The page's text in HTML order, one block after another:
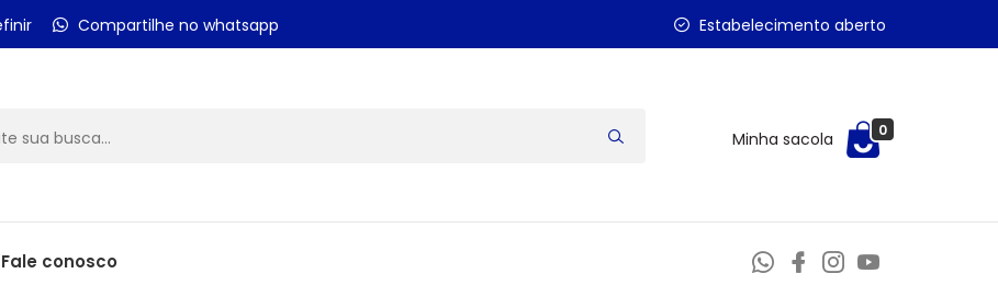
Compartilhe no whatsapp Estabelecimento aberto
Minha sacola 0
Fale conosco